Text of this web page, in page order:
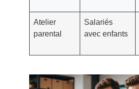
Atelier
parental
Salariés
avec enfants